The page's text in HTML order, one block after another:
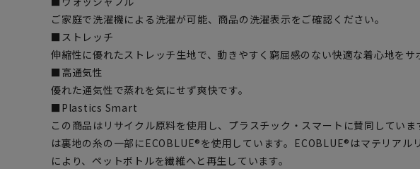
ご家庭で洗濯機による洗濯が可能、商品の洗濯表示をご確認ください。
■ストレッチ
伸縮性に優れたストレッチ生地で、動きやすく窮屈感のない快適な着心地を
■高通気性
優れた通気性で蒸れを気にせず爽快です。
■Plastics Smart
この商品はリサイクル原料を使用し、プラスチック・スマートに賛同していま
は裏地の糸の一部にECOBLUE®を使用しています。ECOBLUE®はマテリアル
により、ペットボトルを繊維へと再生しています。